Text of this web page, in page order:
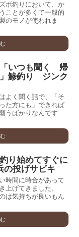
ボ釣りにおいて、か
ことが多くて一般的
のモノが使われま
「いつも聞く 帰
鯵釣り ジンク
よく聞く話で、「そ
た方にも」できれば
うばかりなんです
り始めてすぐに
の投げサビキ
時間に時合があって
上げてきました。
は気持ちが良いもん